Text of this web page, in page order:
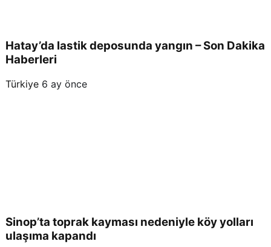
Hatay’da lastik deposunda yangın – Son Dakika
Haberleri
Türkiye 6 ay önce
Sinop’ta toprak kayması nedeniyle köy yolları
ulaşıma kapandı